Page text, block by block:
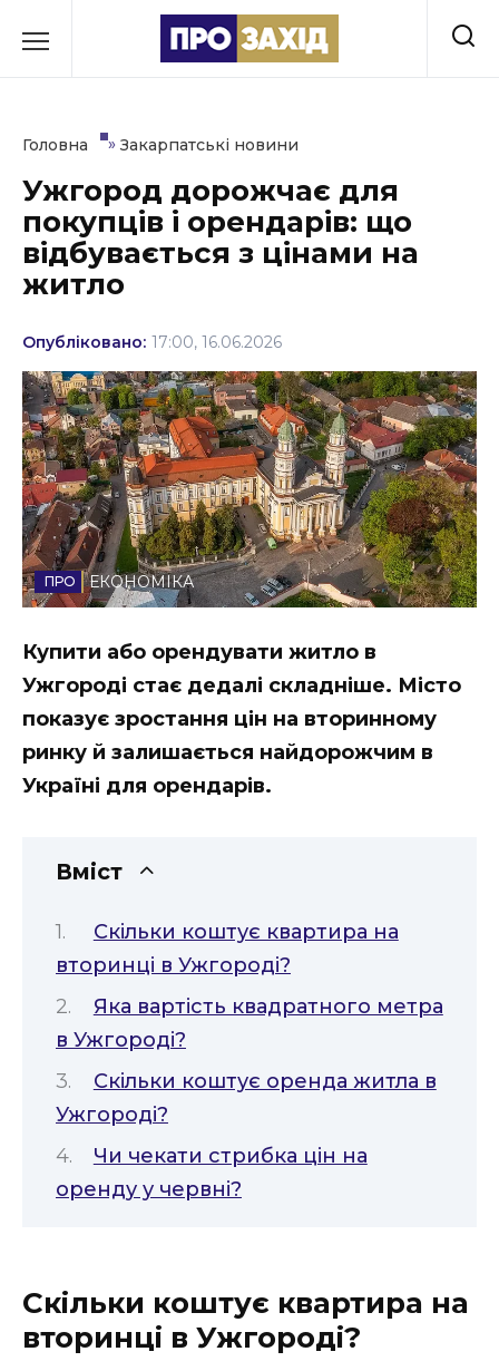
до
Культура
Освіта
Політика
Соціум
Спорт
Стиль життя
Втрачений Ужгород
ЗАКАРПАТСЬКІ НОВИНИ
ФОТО
ВІДЕО
Головна » Закарпатські новини
Ужгород дорожчає для
покупців і орендарів: що
відбувається з цінами на
житло
Опубліковано: 17:00, 16.06.2026
ЕКОНОМІКА
Купити або орендувати житло в
Ужгороді стає дедалі складніше. Місто
показує зростання цін на вторинному
ринку й залишається найдорожчим в
Україні для орендарів.
Вміст
Скільки коштує квартира на
вторинці в Ужгороді?
Яка вартість квадратного метра
в Ужгороді?
Скільки коштує оренда житла в
Ужгороді?
Чи чекати стрибка цін на
оренду у червні?
Скільки коштує квартира на
вторинці в Ужгороді?